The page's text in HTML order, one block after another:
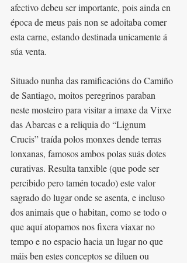
afectivo debeu ser importante, pois ainda en
época de meus pais non se adoitaba comer
esta carne, estando destinada unicamente á
súa venta.
Situado nunha das ramificacións do Camiño
de Santiago, moitos peregrinos paraban
neste mosteiro para visitar a imaxe da Virxe
das Abarcas e a reliquia do “Lignum
Crucis” traída polos monxes dende terras
lonxanas, famosos ambos polas suás dotes
curativas. Resulta tanxible (que pode ser
percibido pero tamén tocado) este valor
sagrado do lugar onde se asenta, e incluso
dos animais que o habitan, como se todo o
que aquí atopamos nos fixera viaxar no
tempo e no espacio hacia un lugar no que
máis ben estes conceptos se diluen ou